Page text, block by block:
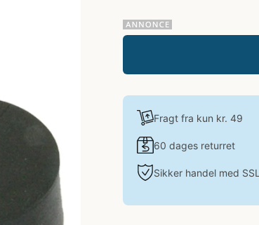
Fragt fra kun kr. 49
60 dages returret
Sikker handel med SSL